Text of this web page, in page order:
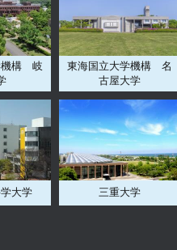
機構 岐
東海国立大学機構 名
古屋大学
大学 三重大学